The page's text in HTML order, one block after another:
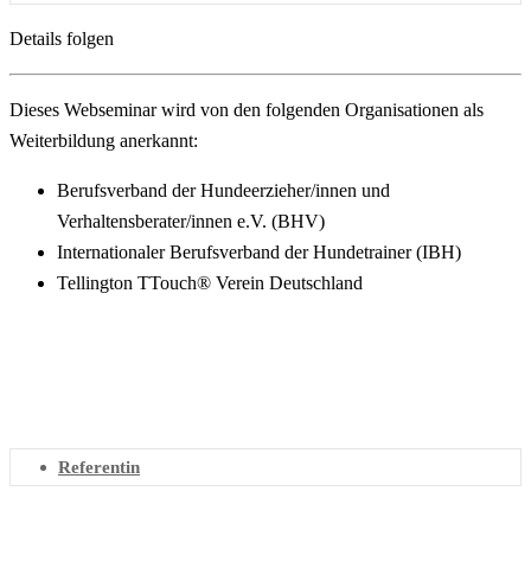
Details folgen
Dieses Webseminar wird von den folgenden Organisationen als
Weiterbildung anerkannt:
Berufsverband der Hundeerzieher/innen und
Verhaltensberater/innen e.V. (BHV)
Internationaler Berufsverband der Hundetrainer (IBH)
Tellington TTouch® Verein Deutschland
Referentin